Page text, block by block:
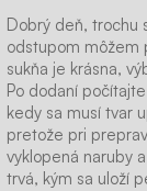
Dobrý deň, trochu
odstupom môžem
sukňa je krásna,
Po dodaní
kedy sa musí tvar
pretože pri
vyklopená naruby
trvá, kým sa uloží